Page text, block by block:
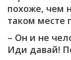
похоже, чем
таком месте
– Он и не
Иди давай!